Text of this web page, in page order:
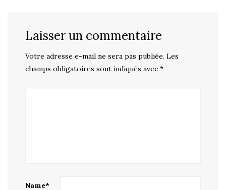
Laisser un commentaire
Votre adresse e-mail ne sera pas publiée. Les
champs obligatoires sont indiqués avec *
Name*